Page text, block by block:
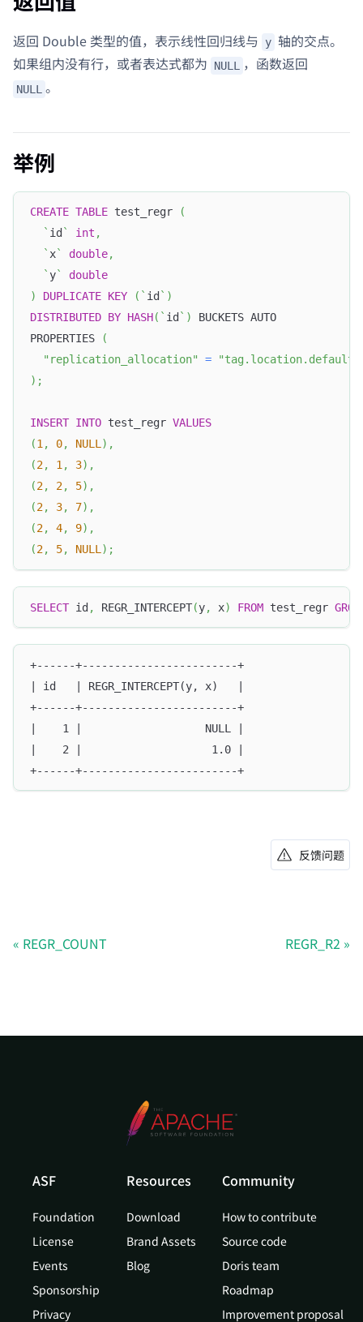
返回 Double 类型的值，表示线性回归线与 y 轴的交点。
如果组内没有行，或者表达式都为
NULL ，函数返回
NULL 。
举例
CREATE TABLE test_regr
(
` id ` int ,
`x` double,
` y`
double
)
DUPLICATE KEY ( ` id ` )
DISTRIBUTED BY HASH( ` id ` )
BUCKETS AUTO
PROPERTIES
(
"replication_allocation"
=
) ;
INSERT INTO test_regr VALUES
(1, 0, NULL) ,
(2, 1, 3) ,
(2, 2, 5) ,
(2, 3, 7) ,
(2, 4, 9) ,
(2, 5, NULL) ;
SELECT id, REGR_INTERCEPT(y, x) FROM test_regr
+------+------------------------+
| id   | REGR_INTERCEPT(y, x)   |
+------+------------------------+
|    1 |                   NULL |
|    2 |                    1.0 |
+------+------------------------+
反馈问题
REGR_COUNT REGR_R2
ASF
Foundation
License
Events
Sponsorship
Privacy
Resources
Download
Brand Assets
Blog
Community
How to contribute
Source code
Doris team
Roadmap
Improvement proposal